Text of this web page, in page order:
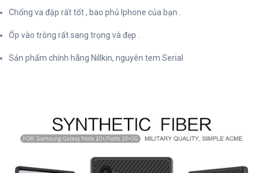
Chống va đập rất tốt , bao phủ Iphone của bạn .
Ốp vào trông rất sang trọng và đẹp .
Sản phẩm chính hãng Nillkin, nguyên tem Serial